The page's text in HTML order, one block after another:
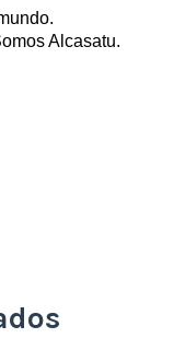
Alcasatu.